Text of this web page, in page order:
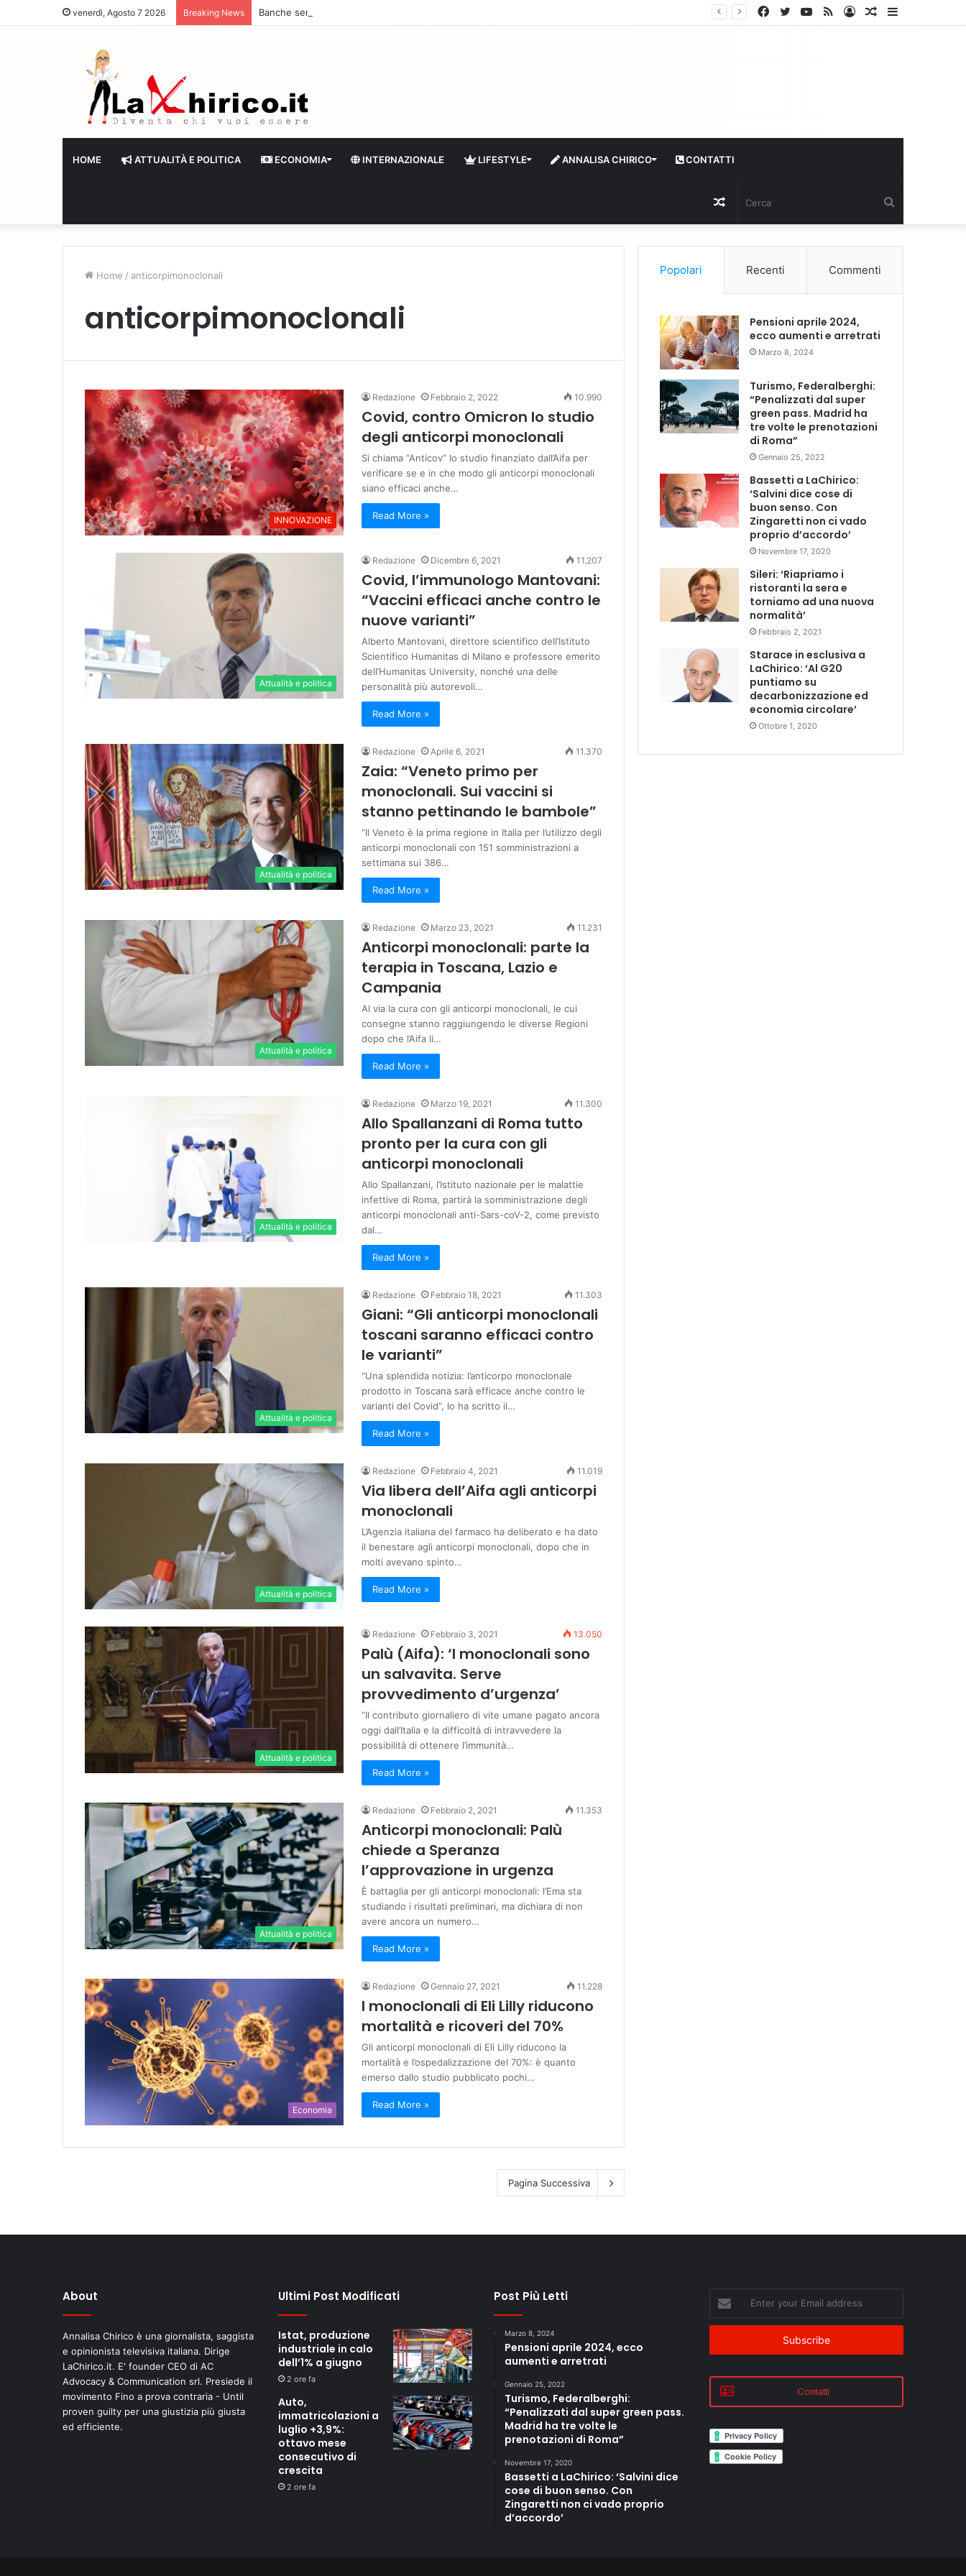
venerdì, Agosto 7 2026 Breaking News Banche senza liquidità e riserve Fmi inutilizzabili: la crisi dell’economia russa
Articolo
Log
RSS
YouTube
Twitter
Facebook
HOME ATTUALITÀ E POLITICA ECONOMIA INTERNAZIONALE LIFESTYLE ANNALISA CHIRICO CONTATTI
Articolo
casuale
Home / anticorpimonoclonali
anticorpimonoclonali
INNOVAZIONE
Redazione Febbraio 2, 2022 10.990
Covid, contro Omicron lo studio
degli anticorpi monoclonali
Si chiama “Anticov” lo studio finanziato dall’Aifa per
verificare se e in che modo gli anticorpi monoclonali
siano efficaci anche…
Read More »
Attualità e politica
Redazione Dicembre 6, 2021 11.207
Covid, l’immunologo Mantovani:
“Vaccini efficaci anche contro le
nuove varianti”
Alberto Mantovani, direttore scientifico dell’Istituto
Scientifico Humanitas di Milano e professore emerito
dell’Humanitas University, nonché una delle
personalità più autorevoli…
Read More »
Attualità e politica
Redazione Aprile 6, 2021 11.370
Zaia: “Veneto primo per
monoclonali. Sui vaccini si
stanno pettinando le bambole”
“Il Veneto è la prima regione in Italia per l’utilizzo degli
anticorpi monoclonali con 151 somministrazioni a
settimana sui 386…
Read More »
Attualità e politica
Redazione Marzo 23, 2021 11.231
Anticorpi monoclonali: parte la
terapia in Toscana, Lazio e
Campania
Al via la cura con gli anticorpi monoclonali, le cui
consegne stanno raggiungendo le diverse Regioni
dopo che l’Aifa li…
Read More »
Attualità e politica
Redazione Marzo 19, 2021 11.300
Allo Spallanzani di Roma tutto
pronto per la cura con gli
anticorpi monoclonali
Allo Spallanzani, l’Istituto nazionale per le malattie
infettive di Roma, partirà la somministrazione degli
anticorpi monoclonali anti-Sars-coV-2, come previsto
dal…
Read More »
Attualità e politica
Redazione Febbraio 18, 2021 11.303
Giani: “Gli anticorpi monoclonali
toscani saranno efficaci contro
le varianti”
“Una splendida notizia: l’anticorpo monoclonale
prodotto in Toscana sarà efficace anche contro le
varianti del Covid”, lo ha scritto il…
Read More »
Attualità e politica
Redazione Febbraio 4, 2021 11.019
Via libera dell’Aifa agli anticorpi
monoclonali
L’Agenzia italiana del farmaco ha deliberato e ha dato
il benestare agli anticorpi monoclonali, dopo che in
molti avevano spinto…
Read More »
Attualità e politica
Redazione Febbraio 3, 2021 13.050
Palù (Aifa): ‘I monoclonali sono
un salvavita. Serve
provvedimento d’urgenza’
“Il contributo giornaliero di vite umane pagato ancora
oggi dall’Italia e la difficoltà di intravvedere la
possibilità di ottenere l’immunità…
Read More »
Attualità e politica
Redazione Febbraio 2, 2021 11.353
Anticorpi monoclonali: Palù
chiede a Speranza
l’approvazione in urgenza
È battaglia per gli anticorpi monoclonali: l’Ema sta
studiando i risultati preliminari, ma dichiara di non
avere ancora un numero…
Read More »
Economia
Redazione Gennaio 27, 2021 11.228
I monoclonali di Eli Lilly riducono
mortalità e ricoveri del 70%
Gli anticorpi monoclonali di Eli Lilly riducono la
mortalità e l’ospedalizzazione del 70%: è quanto
emerso dallo studio pubblicato pochi…
Read More »
Pagina Successiva
Popolari Recenti Commenti
Pensioni aprile 2024,
ecco aumenti e arretrati
Marzo 8, 2024
Turismo, Federalberghi:
“Penalizzati dal super
green pass. Madrid ha
tre volte le prenotazioni
di Roma”
Gennaio 25, 2022
Bassetti a LaChirico:
‘Salvini dice cose di
buon senso. Con
Zingaretti non ci vado
proprio d’accordo’
Novembre 17, 2020
Sileri: ‘Riapriamo i
ristoranti la sera e
torniamo ad una nuova
normalità’
Febbraio 2, 2021
Starace in esclusiva a
LaChirico: ‘Al G20
puntiamo su
decarbonizzazione ed
economia circolare’
Ottobre 1, 2020
About
Annalisa Chirico è una giornalista, saggista
e opinionista televisiva italiana. Dirige
LaChirico.it. E' founder CEO di AC
Advocacy & Communication srl. Presiede il
movimento Fino a prova contraria - Until
proven guilty per una giustizia più giusta
ed efficiente.
Ultimi Post Modificati
Istat, produzione
industriale in calo
dell’1% a giugno
2 ore fa
Auto,
immatricolazioni a
luglio +3,9%:
ottavo mese
consecutivo di
crescita
2 ore fa
Post Più Letti
Marzo 8, 2024
Pensioni aprile 2024, ecco
aumenti e arretrati
Gennaio 25, 2022
Turismo, Federalberghi:
“Penalizzati dal super green pass.
Madrid ha tre volte le
prenotazioni di Roma”
Novembre 17, 2020
Bassetti a LaChirico: ‘Salvini dice
cose di buon senso. Con
Zingaretti non ci vado proprio
d’accordo’
your
Email
Contatti